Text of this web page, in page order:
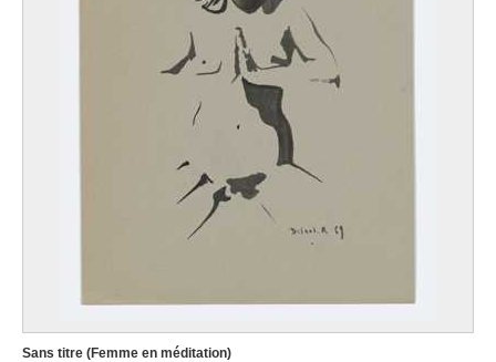
Sans titre (Femme en méditation)